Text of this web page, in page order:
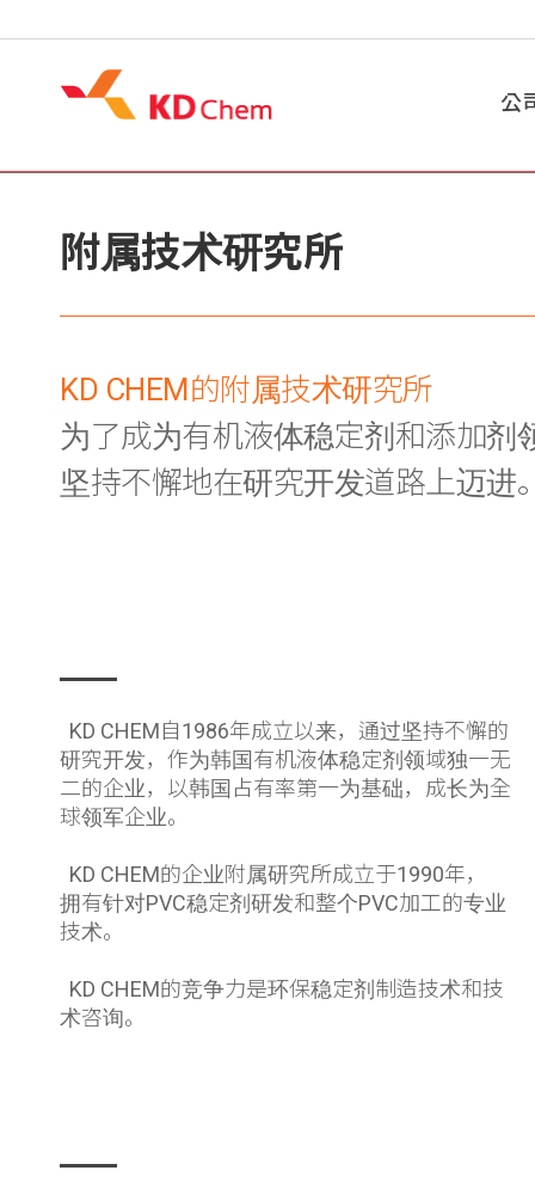
公
关
附属技术研究所
KD CHEM的附属技术研究所
为了成为有机液体稳定剂和添加剂
坚持不懈地在研究开发道路上迈进
KD CHEM自1986年成立以来，通过坚持不懈的
研究开发，作为韩国有机液体稳定剂领域独一无
二的企业，以韩国占有率第一为基础，成长为全
球领军企业。
KD CHEM的企业附属研究所成立于1990年，
拥有针对PVC稳定剂研发和整个PVC加工的专业
技术。
KD CHEM的竞争力是环保稳定剂制造技术和技
术咨询。